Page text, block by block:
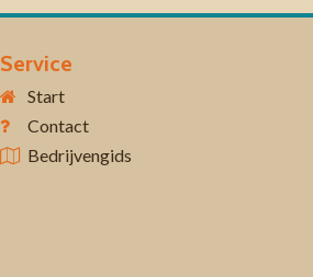
Service
Start
Contact
Bedrijvengids